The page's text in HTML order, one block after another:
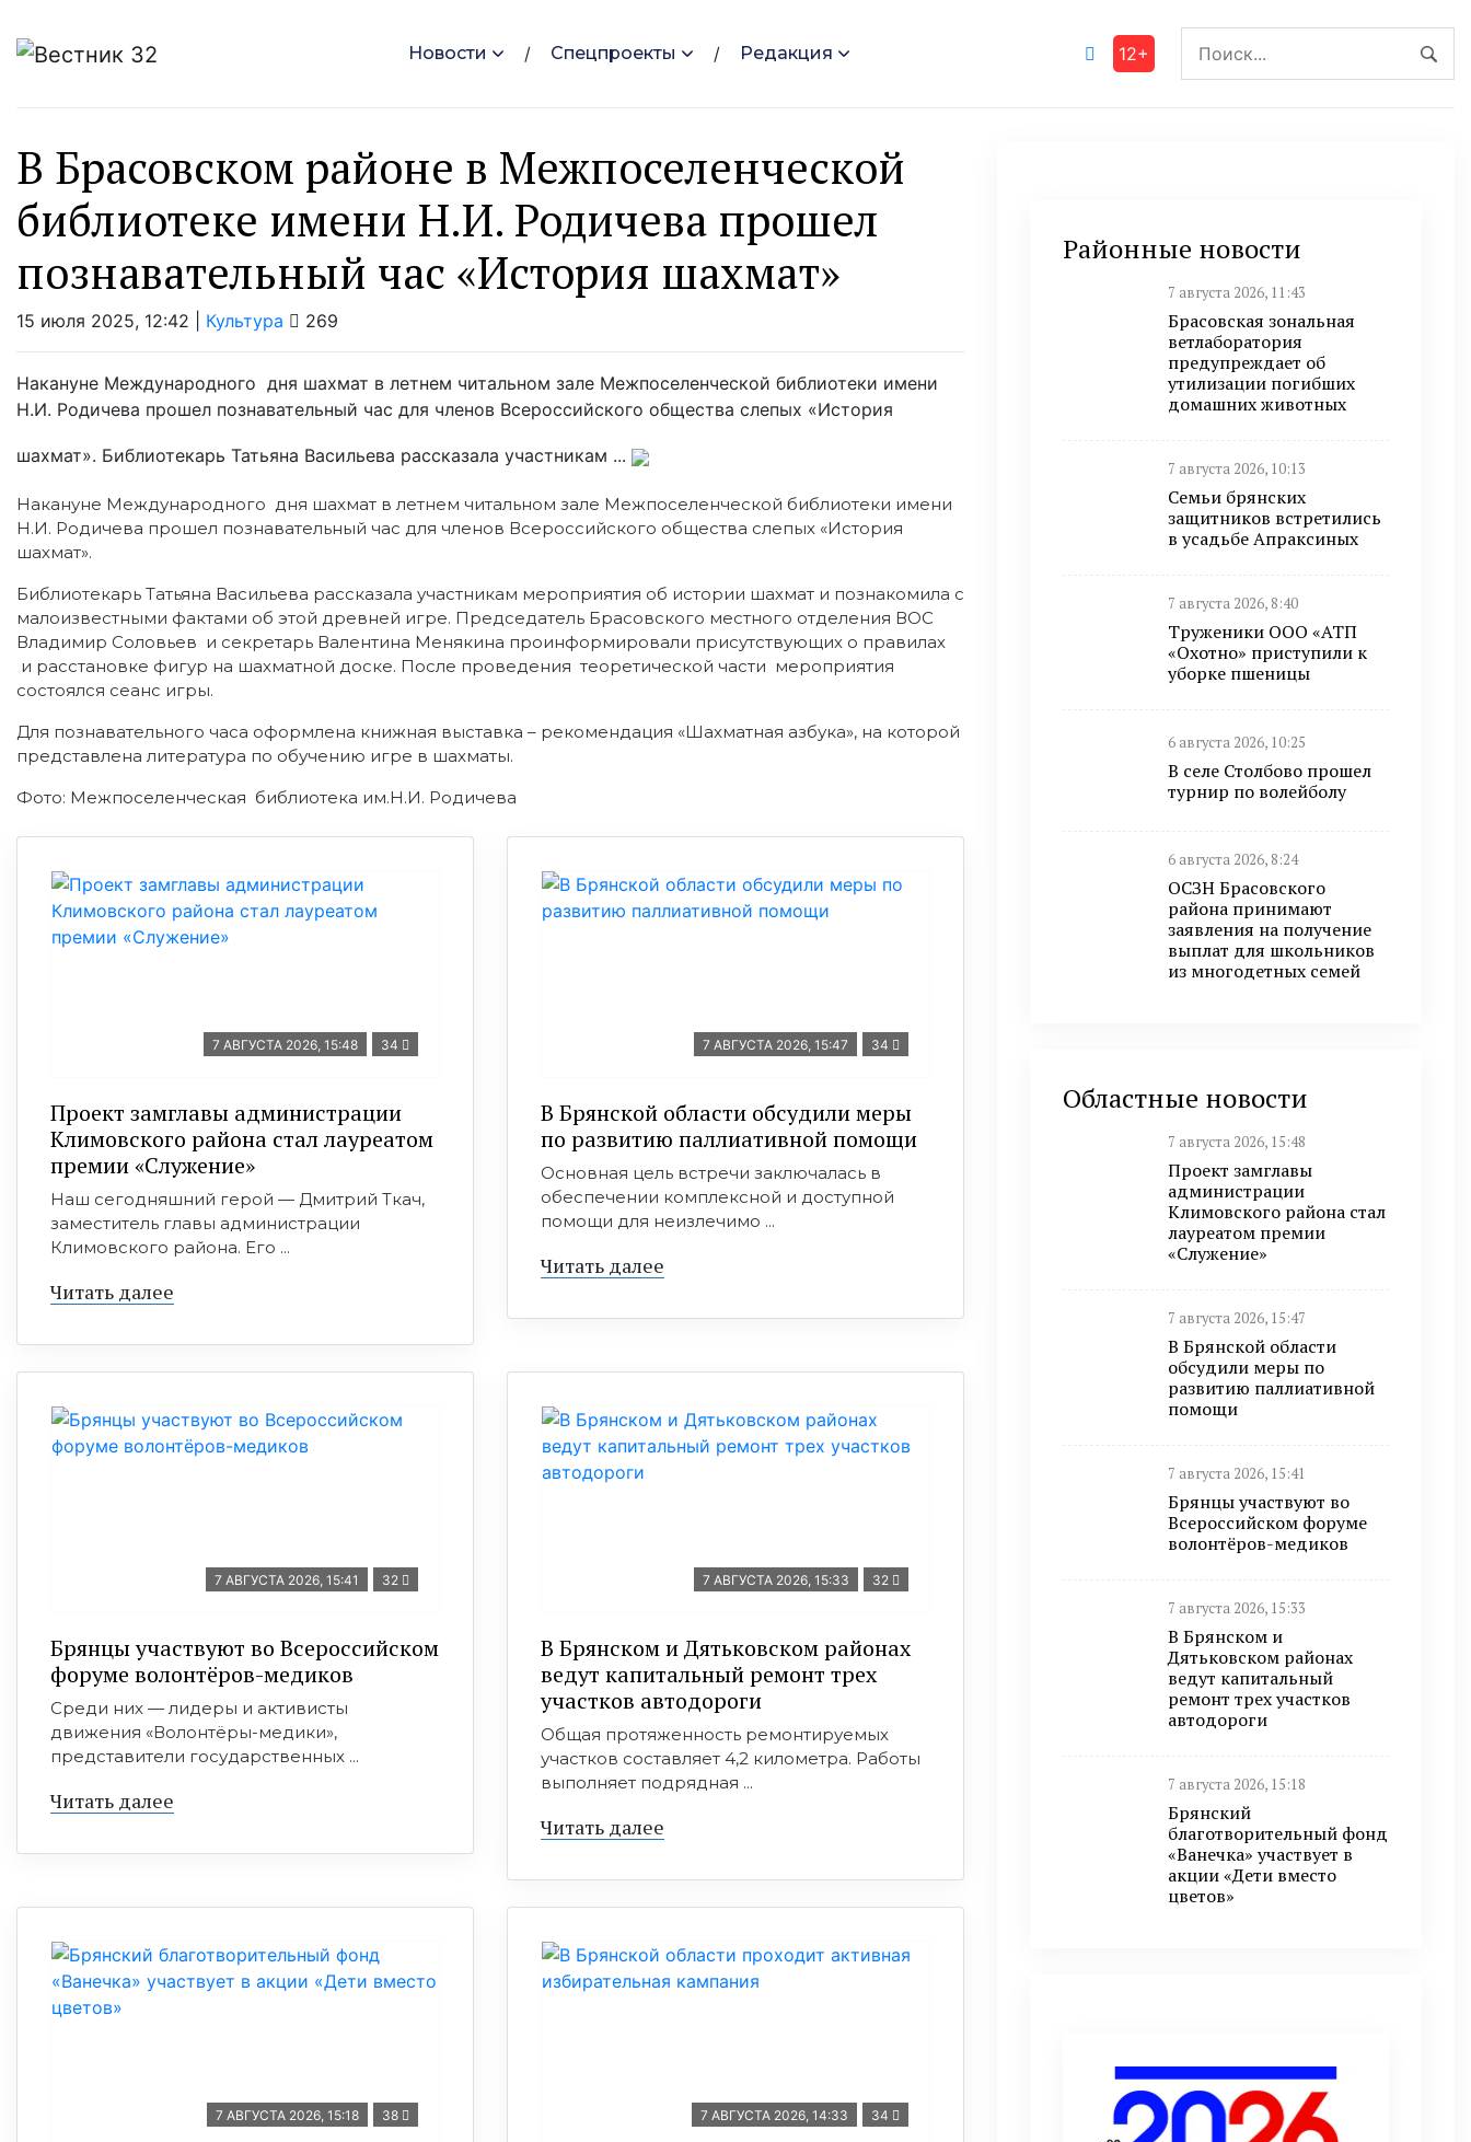
Новости Спецпроекты Редакция 12+
В Брасовском районе в Межпоселенческой
библиотеке имени Н.И. Родичева прошел
познавательный час «История шахмат»
15 июля 2025, 12:42 | Культура 269
Накануне Международного дня шахмат в летнем читальном зале Межпоселенческой библиотеки имени
Н.И. Родичева прошел познавательный час для членов Всероссийского общества слепых «История
шахмат». Библиотекарь Татьяна Васильева рассказала участникам ...
Накануне Международного дня шахмат в летнем читальном зале Межпоселенческой библиотеки имени
Н.И. Родичева прошел познавательный час для членов Всероссийского общества слепых «История
шахмат».
Библиотекарь Татьяна Васильева рассказала участникам мероприятия об истории шахмат и познакомила с
малоизвестными фактами об этой древней игре. Председатель Брасовского местного отделения ВОС
Владимир Соловьев и секретарь Валентина Менякина проинформировали присутствующих о правилах
и расстановке фигур на шахматной доске. После проведения теоретической части мероприятия
состоялся сеанс игры.
Для познавательного часа оформлена книжная выставка – рекомендация «Шахматная азбука», на которой
представлена литература по обучению игре в шахматы.
Фото: Межпоселенческая библиотека им.Н.И. Родичева
7 АВГУСТА 2026, 15:48 34
Проект замглавы администрации
Климовского района стал лауреатом
премии «Служение»
Наш сегодняшний герой — Дмитрий Ткач,
заместитель главы администрации
Климовского района. Его ...
Читать далее
7 АВГУСТА 2026, 15:47 34
В Брянской области обсудили меры
по развитию паллиативной помощи
Основная цель встречи заключалась в
обеспечении комплексной и доступной
помощи для неизлечимо ...
Читать далее
7 АВГУСТА 2026, 15:41 32
Брянцы участвуют во Всероссийском
форуме волонтёров-медиков
Среди них — лидеры и активисты
движения «Волонтёры-медики»,
представители государственных ...
Читать далее
7 АВГУСТА 2026, 15:33 32
В Брянском и Дятьковском районах
ведут капитальный ремонт трех
участков автодороги
Общая протяженность ремонтируемых
участков составляет 4,2 километра. Работы
выполняет подрядная ...
Читать далее
7 АВГУСТА 2026, 15:18 38 7 АВГУСТА 2026, 14:33 34
Районные новости
7 августа 2026, 11:43
Брасовская зональная
ветлаборатория
предупреждает об
утилизации погибших
домашних животных
7 августа 2026, 10:13
Семьи брянских
защитников встретились
в усадьбе Апраксиных
7 августа 2026, 8:40
Труженики ООО «АТП
«Охотно» приступили к
уборке пшеницы
6 августа 2026, 10:25
В селе Столбово прошел
турнир по волейболу
6 августа 2026, 8:24
ОСЗН Брасовского
района принимают
заявления на получение
выплат для школьников
из многодетных семей
Областные новости
7 августа 2026, 15:48
Проект замглавы
администрации
Климовского района стал
лауреатом премии
«Служение»
7 августа 2026, 15:47
В Брянской области
обсудили меры по
развитию паллиативной
помощи
7 августа 2026, 15:41
Брянцы участвуют во
Всероссийском форуме
волонтёров-медиков
7 августа 2026, 15:33
В Брянском и
Дятьковском районах
ведут капитальный
ремонт трех участков
автодороги
7 августа 2026, 15:18
Брянский
благотворительный фонд
«Ванечка» участвует в
акции «Дети вместо
цветов»